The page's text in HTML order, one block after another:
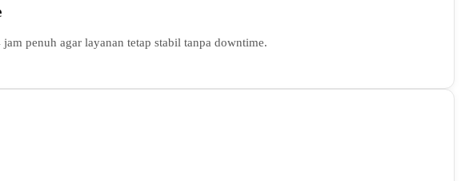
penuh agar layanan tetap stabil tanpa downtime.